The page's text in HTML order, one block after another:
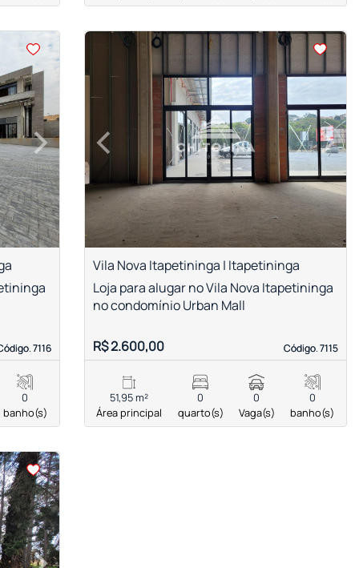
›
Next
7116
7116
0
banho(s)
< <
‹Previous ›
Next
Vila Nova Itapetininga | Itapetininga
Código. 7115
Código. 7115
Loja para alugar no Vila Nova Itapetininga
no condomínio Urban Mall
R$ 2.600,00
51,95 m²
Área principal
0
quarto(s)
0
Vaga(s)
0
banho(s)